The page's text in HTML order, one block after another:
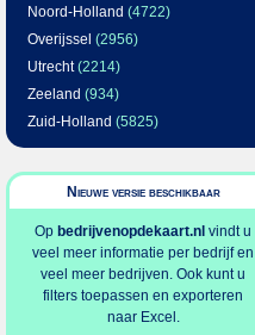
Noord-Holland (4722)
Overijssel (2956)
Utrecht(2214)
Zeeland (934)
Zuid-Holland (5825)
Nieuwe versie beschikbaar
Op bedrijvenopdekaart.nl vindt u
veel meer informatie per bedrijf en
veel meer bedrijven. Ook kunt u
filters toepassen en exporteren
naar Excel.